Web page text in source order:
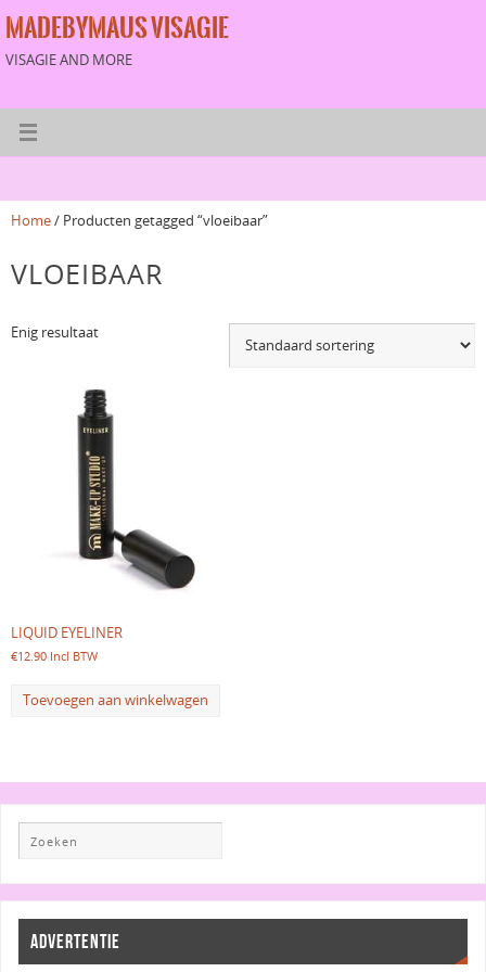
MADEBYMAUS VISAGIE
VISAGIE AND MORE
Home/ Producten getagged “vloeibaar”
VLOEIBAAR
Enig resultaat
LIQUID EYELINER
€12.90 Incl BTW
Toevoegen aan winkelwagen
ADVERTENTIE